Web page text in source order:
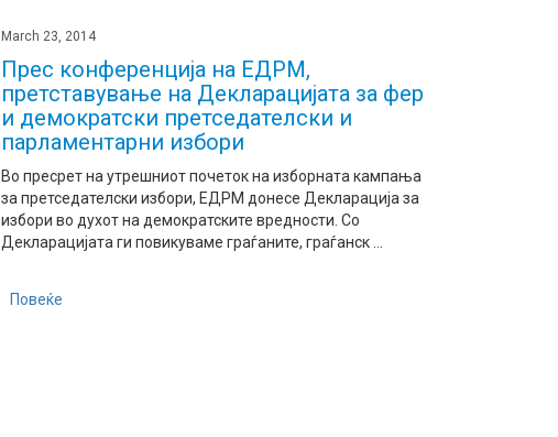
March 23, 2014
Прес конференција на ЕДРМ,
претставување на Декларацијата за фер
и демократски претседателски и
парламентарни избори
Во пресрет на утрешниот почеток на изборната кампања
за претседателски избори, ЕДРМ донесе Декларација за
избори во духот на демократските вредности. Со
Декларацијата ги повикуваме граѓаните, граѓанск ...
Повеќе